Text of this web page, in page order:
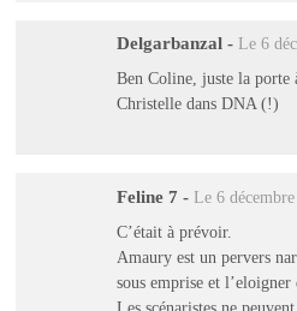
Delgarbanzal - Le 6
Ben Coline, juste la
Christelle dans DNA (!)
Feline 7 - Le 6
C’était à prévoir.
Amaury est un pervers
sous emprise et l’eloigner